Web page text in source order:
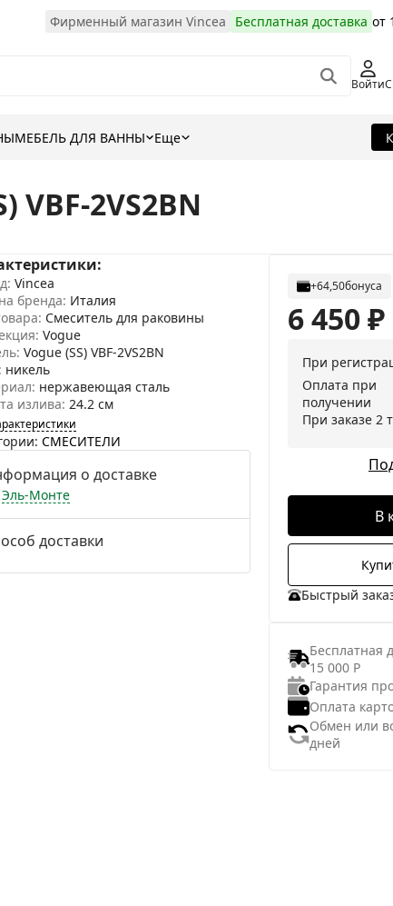
Фирменный магазин Vincea Бесплатная доставка от
Войти
МЕБЕЛЬ ДЛЯ ВАННЫ Еще
2VS2BN
Vincea
бренда: Италия
Смеситель для раковины
Vogue
Vogue (SS) VBF-2VS2BN
никель
нержавеющая сталь
излива: 24.2 см
СМЕСИТЕЛИ
о доставке
Эль-Монте
доставки
+64,50бонуса
6 450₽
При
Оплата при
получении
При заказе 2
В
Быстрый
Бесплатная
15 000 Р
Гарантия
Оплата
Обмен или
дней